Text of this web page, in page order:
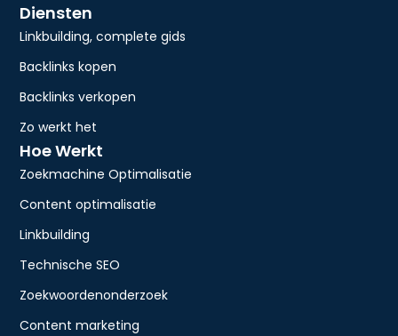
Diensten
Linkbuilding, complete gids
Backlinks kopen
Backlinks verkopen
Zo werkt het
Hoe Werkt
Zoekmachine Optimalisatie
Content optimalisatie
Linkbuilding
Technische SEO
Zoekwoordenonderzoek
Content marketing